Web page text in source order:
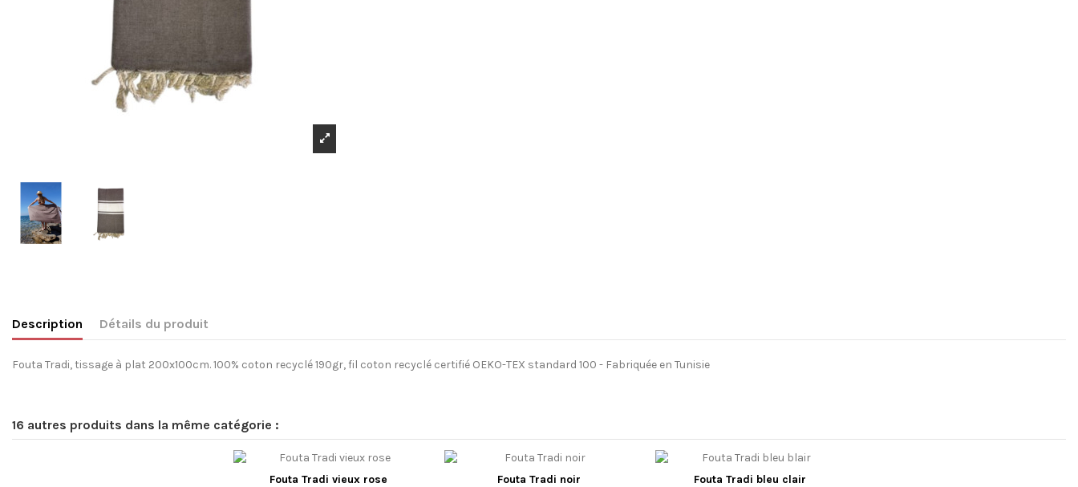
Description Détails du produit
Fouta Tradi, tissage à plat 200x100cm. 100% coton recyclé 190gr, fil coton recyclé certifié OEKO-TEX standard 100 - Fabriquée en Tunisie
16 autres produits dans la même catégorie :
Fouta Tradi vieux rose Fouta Tradi noir Fouta Tradi bleu clair